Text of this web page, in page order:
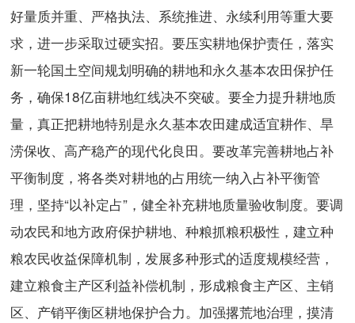
好量质并重、严格执法、系统推进、永续利用等重大要
求，进一步采取过硬实招。要压实耕地保护责任，落实
新一轮国土空间规划明确的耕地和永久基本农田保护任
务，确保18亿亩耕地红线决不突破。要全力提升耕地质
量，真正把耕地特别是永久基本农田建成适宜耕作、旱
涝保收、高产稳产的现代化良田。要改革完善耕地占补
平衡制度，将各类对耕地的占用统一纳入占补平衡管
理，坚持“以补定占”，健全补充耕地质量验收制度。要调
动农民和地方政府保护耕地、种粮抓粮积极性，建立种
粮农民收益保障机制，发展多种形式的适度规模经营，
建立粮食主产区利益补偿机制，形成粮食主产区、主销
区、产销平衡区耕地保护合力。加强撂荒地治理，摸清